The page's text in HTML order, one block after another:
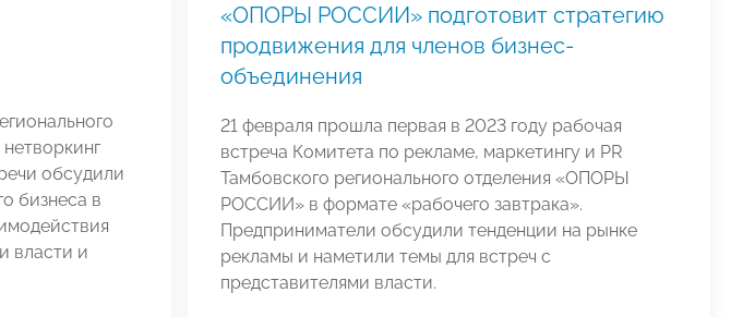
обсудили
бизнеса в
власти и
«ОПОРЫ РОССИИ» подготовит стратегию
продвижения для членов бизнес-
объединения
21 февраля прошла первая в 2023 году рабочая
встреча Комитета по рекламе, маркетингу и PR
Тамбовского регионального отделения «ОПОРЫ
РОССИИ» в формате «рабочего завтрака».
Предприниматели обсудили тенденции на рынке
рекламы и наметили темы для встреч с
представителями власти.